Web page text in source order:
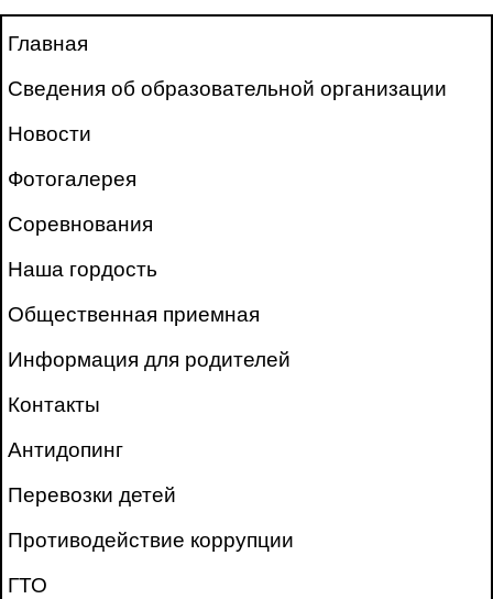
Главная
Сведения об образовательной организации
Новости
Фотогалерея
Соревнования
Наша гордость
Общественная приемная
Информация для родителей
Контакты
Антидопинг
Перевозки детей
Противодействие коррупции
ГТО